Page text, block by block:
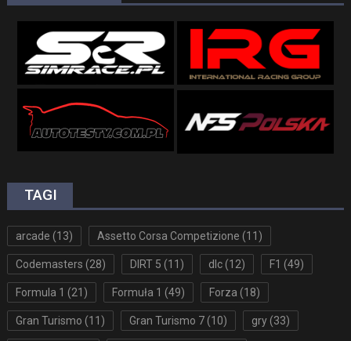
TAGI
arcade (13) Assetto Corsa Competizione (11)
Codemasters (28) DIRT 5 (11) dlc(12) F1 (49)
Formula 1 (21) Formuła 1 (49) Forza (18)
Gran Turismo (11) Gran Turismo 7(10) gry(33)